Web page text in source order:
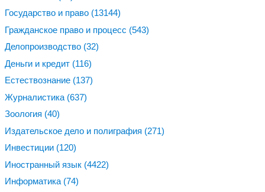
Государство и право (13144)
Гражданское право и процесс (543)
Делопроизводство (32)
Деньги и кредит (116)
Естествознание (137)
Журналистика (637)
Зоология (40)
Издательское дело и полиграфия (271)
Инвестиции (120)
Иностранный язык (4422)
Информатика (74)